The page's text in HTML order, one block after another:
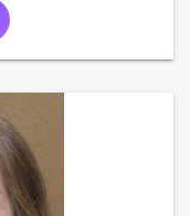
contacts
ne sont